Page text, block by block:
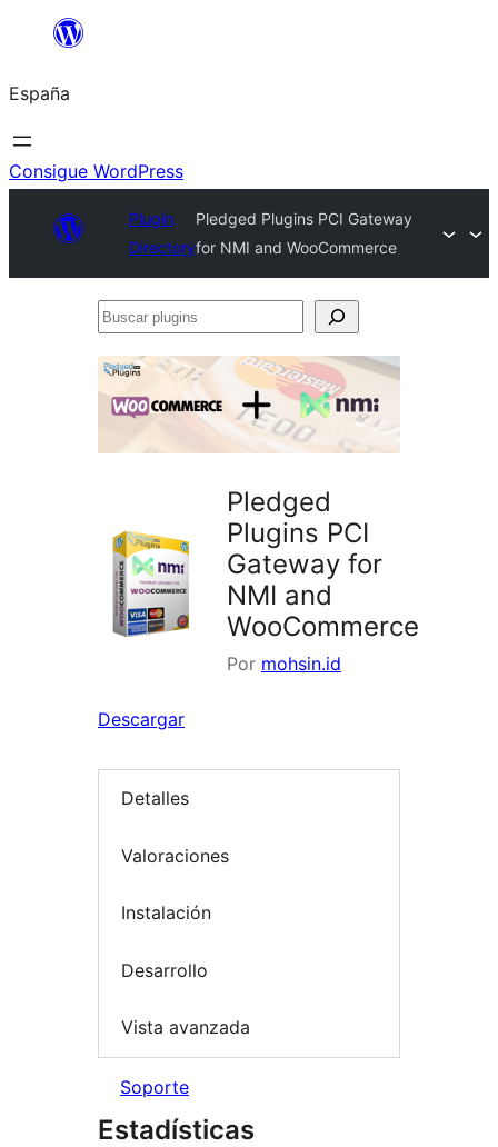
Saltar
contenido
España
Consigue WordPress
Plugin
Directory
Pledged Plugins PCI Gateway
for NMI and WooCommerce
Buscar
Pledged
Plugins PCI
Gateway for
NMI and
WooCommerce
Por mohsin.id
Descargar
Detalles
Valoraciones
Instalación
Desarrollo
Vista avanzada
Soporte
Estadísticas